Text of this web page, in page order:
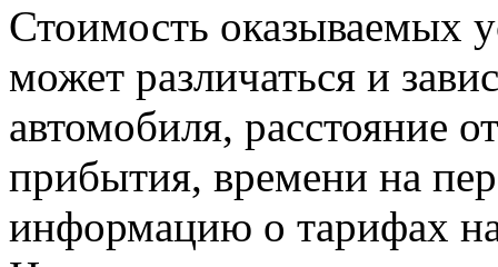
Стоимость оказываемых
может различаться и
автомобиля, расстояние
прибытия, времени на
информацию о тарифах